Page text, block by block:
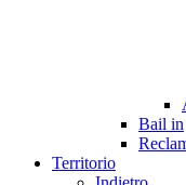
Bail in
Territorio